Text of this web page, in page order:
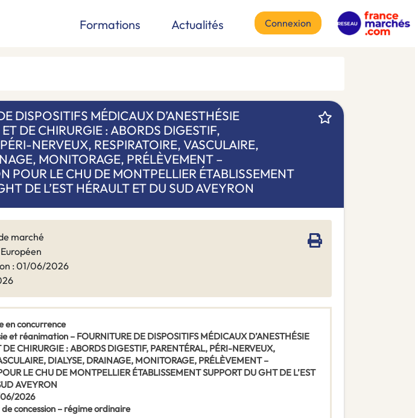
Formations Actualités Connexion
DISPOSITIFS MÉDICAUX D’ANESTHÉSIE
DE CHIRURGIE : ABORDS DIGESTIF,
NERVEUX, RESPIRATOIRE, VASCULAIRE,
MONITORAGE, PRÉLÈVEMENT –
POUR LE CHU DE MONTPELLIER ÉTABLISSEMENT
DE L’EST HÉRAULT ET DU SUD AVEYRON
marché
: 01/06/2026
en concurrence
et réanimation – FOURNITURE DE DISPOSITIFS MÉDICAUX D’ANESTHÉSIE
CHIRURGIE : ABORDS DIGESTIF, PARENTÉRAL, PÉRI-NERVEUX,
DIALYSE, DRAINAGE, MONITORAGE, PRÉLÈVEMENT –
LE CHU DE MONTPELLIER ÉTABLISSEMENT SUPPORT DU GHT DE L’EST
AVEYRON
06/2026
concession – régime ordinaire